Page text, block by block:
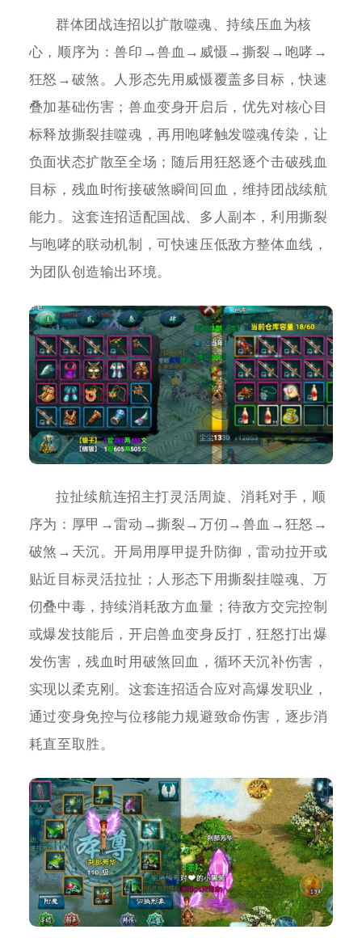
群体团战连招以扩散噬魂、持续压血为核
心，顺序为：兽印→兽血→威慑→撕裂→咆哮→
狂怒→破煞。人形态先用威慑覆盖多目标，快速
叠加基础伤害；兽血变身开启后，优先对核心目
标释放撕裂挂噬魂，再用咆哮触发噬魂传染，让
负面状态扩散至全场；随后用狂怒逐个击破残血
目标，残血时衔接破煞瞬间回血，维持团战续航
能力。这套连招适配国战、多人副本，利用撕裂
与咆哮的联动机制，可快速压低敌方整体血线，
为团队创造输出环境。
拉扯续航连招主打灵活周旋、消耗对手，顺
序为：厚甲→雷动→撕裂→万仞→兽血→狂怒→
破煞→天沉。开局用厚甲提升防御，雷动拉开或
贴近目标灵活拉扯；人形态下用撕裂挂噬魂、万
仞叠中毒，持续消耗敌方血量；待敌方交完控制
或爆发技能后，开启兽血变身反打，狂怒打出爆
发伤害，残血时用破煞回血，循环天沉补伤害，
实现以柔克刚。这套连招适合应对高爆发职业，
通过变身免控与位移能力规避致命伤害，逐步消
耗直至取胜。